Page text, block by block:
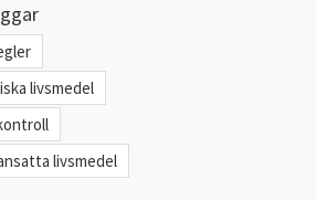
livsmedel
livsmedel